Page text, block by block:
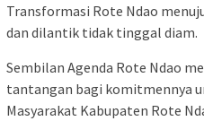
Transformasi Rote Ndao
dan dilantik tidak tinggal diam.
Sembilan Agenda Rote Ndao
tantangan bagi komitmennya
Masyarakat Kabupaten Rote